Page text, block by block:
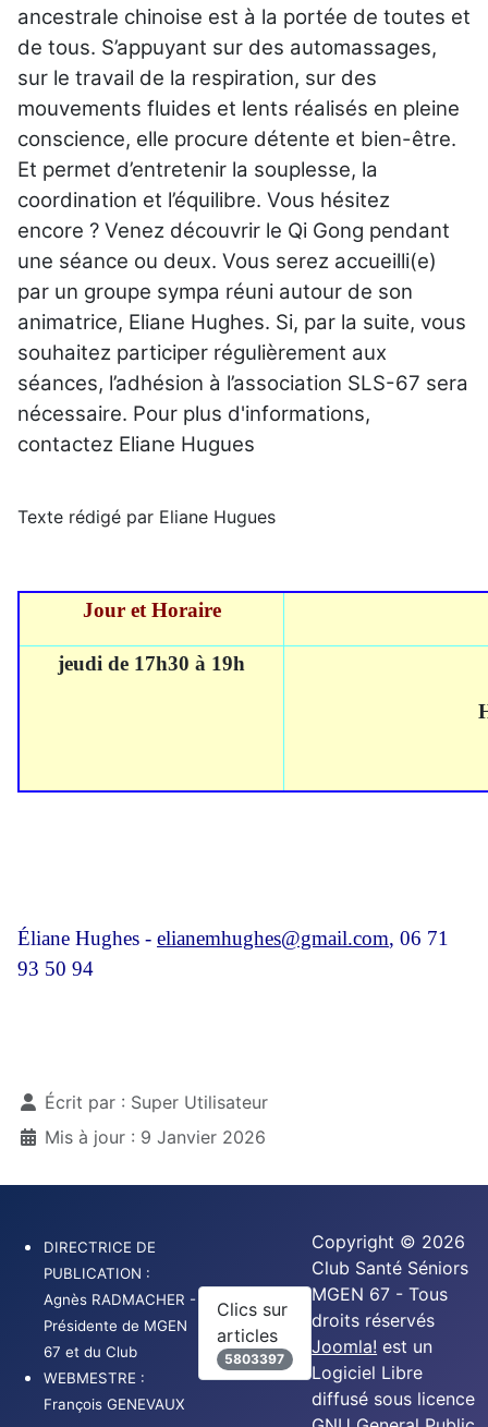
ancestrale chinoise est à la portée de toutes et
de tous. S’appuyant sur des automassages,
sur le travail de la respiration, sur des
mouvements fluides et lents réalisés en pleine
conscience, elle procure détente et bien-être.
Et permet d’entretenir la souplesse, la
coordination et l’équilibre. Vous hésitez
encore ? Venez découvrir le Qi Gong pendant
une séance ou deux. Vous serez accueilli(e)
par un groupe sympa réuni autour de son
animatrice, Eliane Hughes. Si, par la suite, vous
souhaitez participer régulièrement aux
séances, l’adhésion à l’association SLS-67 sera
nécessaire. Pour plus d'informations,
contactez Eliane Hugues
Texte rédigé par Eliane Hugues
Jour et Horaire
jeudi de 17h30 à 19h
Éliane Hughes - elianemhughes@gmail.com, 06 71
93 50 94
Détails
Écrit par : Super Utilisateur
Mis à jour : 9 Janvier 2026
DIRECTRICE DE
PUBLICATION :
Agnès RADMACHER -
Présidente de MGEN
67 et du Club
WEBMESTRE :
François GENEVAUX
Clics sur
articles
5803397
Copyright © 2026
Club Santé Séniors
MGEN 67 - Tous
droits réservés
Joomla! est un
Logiciel Libre
diffusé sous licence